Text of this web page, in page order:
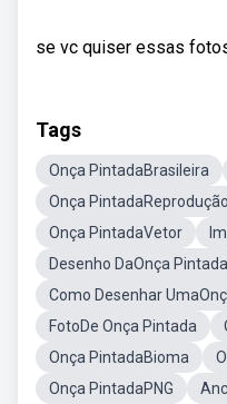
se vc quiser essas
Tags
Onça PintadaBrasileira
Onça PintadaReprodução
Onça PintadaVetor
Desenho DaOnça Pintada
Como Desenhar
FotoDe Onça Pintada
Onça PintadaBioma
Onça PintadaPNG